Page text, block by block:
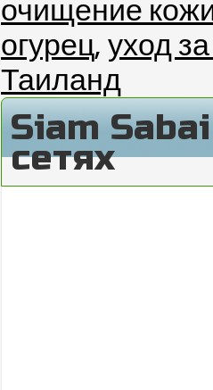
очищение
огурец, уход
Таиланд
Siam
сетях